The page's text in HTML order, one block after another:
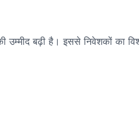
उम्मीद बढ़ी है। इससे निवेशकों का